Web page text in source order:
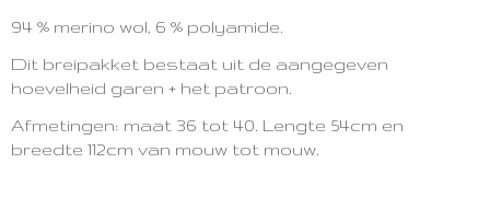
94 % merino wol, 6 % polyamide.
Dit breipakket bestaat uit de aangegeven
hoevelheid garen + het patroon.
Afmetingen: maat 36 tot 40. Lengte 54cm en
breedte 112cm van mouw tot mouw.